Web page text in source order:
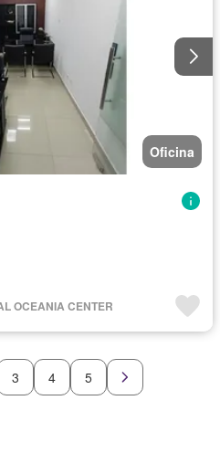
Oficina
OCEANIA CENTER
3 4 5